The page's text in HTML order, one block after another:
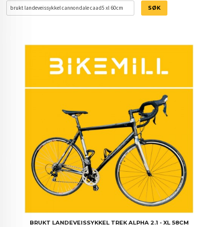
BRUKT LANDEVEISSYKKEL TREK ALPHA 2.1 - XL 58CM